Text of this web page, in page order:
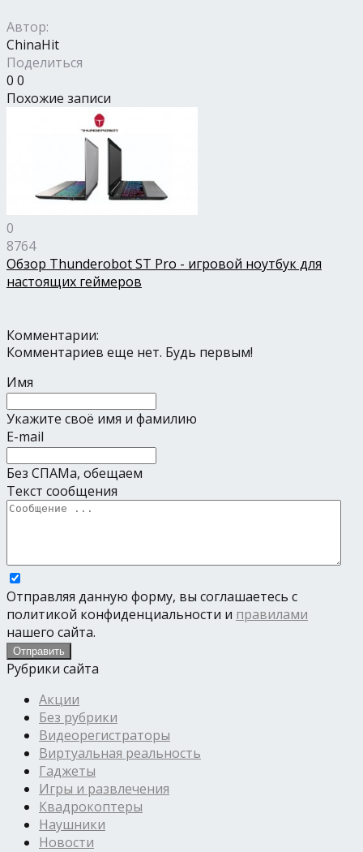
Автор:
ChinaHit
Поделиться
0 0
Похожие записи
0
8764
Обзор Thunderobot ST Pro - игровой ноутбук для
настоящих геймеров
Комментарии:
Комментариев еще нет. Будь первым!
Имя
Укажите своё имя и фамилию
E-mail
Без СПАМа, обещаем
Текст сообщения
Отправляя данную форму, вы соглашаетесь с
политикой конфиденциальности и правилами
нашего сайта.
Рубрики сайта
Акции
Без рубрики
Видеорегистраторы
Виртуальная реальность
Гаджеты
Игры и развлечения
Квадрокоптеры
Наушники
Новости